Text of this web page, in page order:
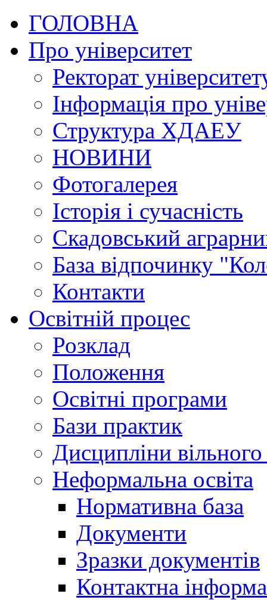
ГОЛОВНА
Про університет
Ректорат
Інформація про
Структура ХДАЕУ
НОВИНИ
Фотогалерея
Історія і сучасність
Скадовський
База відпочинку
Контакти
Освітній процес
Розклад
Положення
Освітні програми
Бази практик
Дисципліни
Неформальна освіта
Нормативна база
Документи
Зразки документів
Контактна